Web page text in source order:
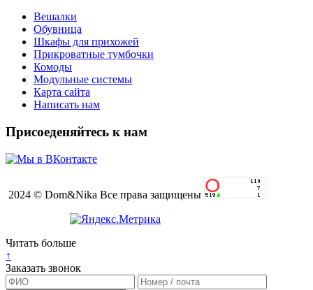
Вешалки
Обувница
Шкафы для прихожей
Прикроватные тумбочки
Комоды
Модульные системы
Карта сайта
Написать нам
Присоеденяйтесь к нам
2024 © Dom&Nika Все права защищены
Читать больше
↑
Заказать звонок